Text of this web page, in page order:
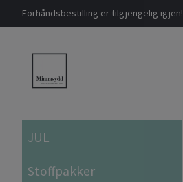
Forhåndsbestilling er tilgjengelig igjen!
JUL
Stoffpakker